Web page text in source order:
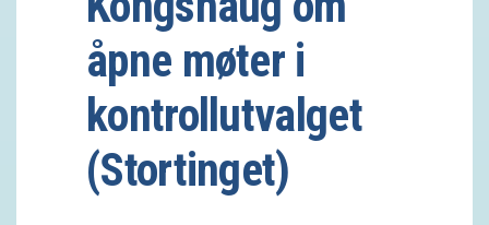
åpne møter i
kontrollutvalget
(Stortinget)